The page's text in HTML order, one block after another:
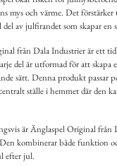
mys och värme. Det
av julfirandet som skapar en
från Dala Industrier är ett
del är utformad för att skapa
sätt. Denna produkt passar
ställe i hemmet där den
är Änglaspel Original från
kombinerar både funktion
efter jul.